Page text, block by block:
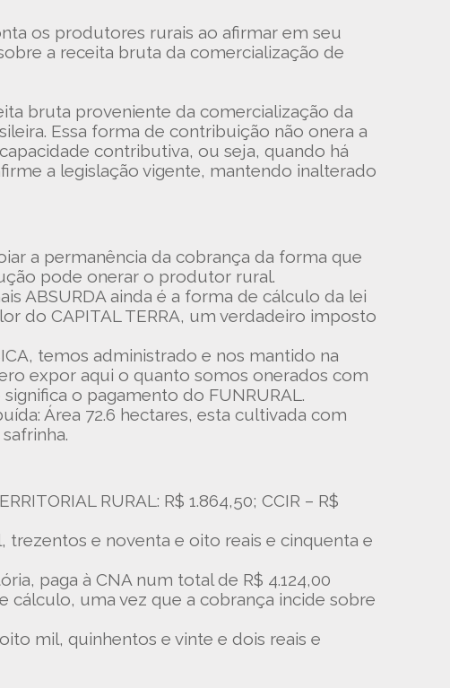
os produtores rurais ao afirmar em seu
a receita bruta da comercialização de
bruta proveniente da comercialização da
Essa forma de contribuição não onera a
contributiva, ou seja, quando há
a legislação vigente, mantendo inalterado
a permanência da cobrança da forma que
pode onerar o produtor rural.
ABSURDA ainda é a forma de cálculo da lei
do CAPITAL TERRA, um verdadeiro imposto
temos administrado e nos mantido na
expor aqui o quanto somos onerados com
o pagamento do FUNRURAL.
Área 72.6 hectares, esta cultivada com
RURAL: R$ 1.864,50; CCIR – R$
trezentos e noventa e oito reais e cinquenta e
paga à CNA num total de R$ 4.124,00
cálculo, uma vez que a cobrança incide sobre
mil, quinhentos e vinte e dois reais e